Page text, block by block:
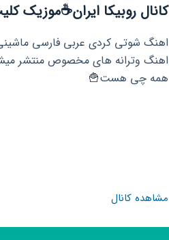
کانال روبیکا ایران☕️موزیک
اهنگ شوتی کردی عربی فارسی
اهنگ وترانه های مخصوص منتشر
همه چی هست🍟
مشاهده کانالکانال
ایران